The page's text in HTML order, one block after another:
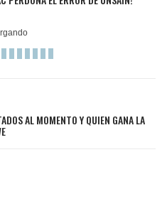
AL MOMENTO Y QUIEN GANA LA